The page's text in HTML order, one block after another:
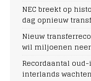
NEC breekt op
dag opnieuw
Nieuw
wil miljoenen
Recordaantal
interlands